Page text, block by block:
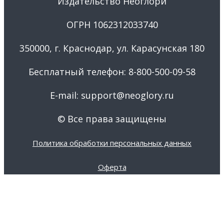
ОГРН 1062312033740
350000, г. Краснодар, ул. Карасунская 180
Бесплатный телефон: 8-800-500-09-58
E-mail: support@neoglory.ru
© Все права защищены
Политика обработки персональных данных
Оферта